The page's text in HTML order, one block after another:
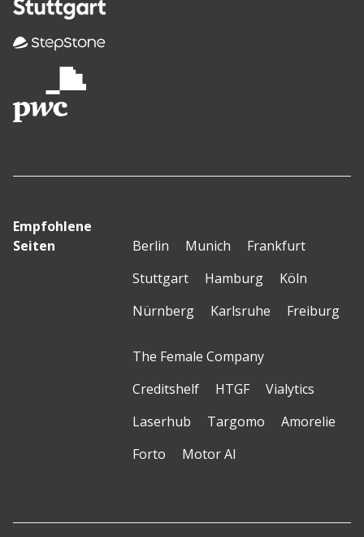
Empfohlene
Seiten
Berlin Munich
Frankfurt
Stuttgart
Hamburg
Köln
Nürnberg
Karlsruhe Freiburg
The Female Company
Creditshelf
HTGF
Vialytics
Laserhub
Targomo
Amorelie
Forto
Motor AI